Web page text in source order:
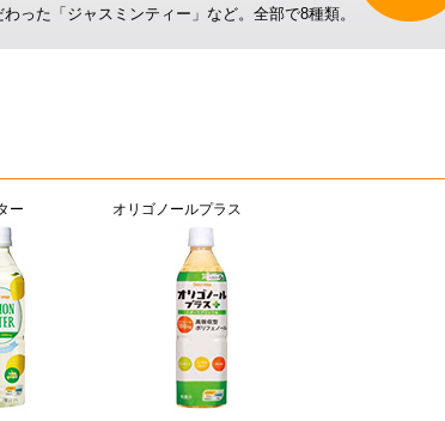
った「ジャスミンティー」など。全部で8種類。
ー オリゴノールプラス